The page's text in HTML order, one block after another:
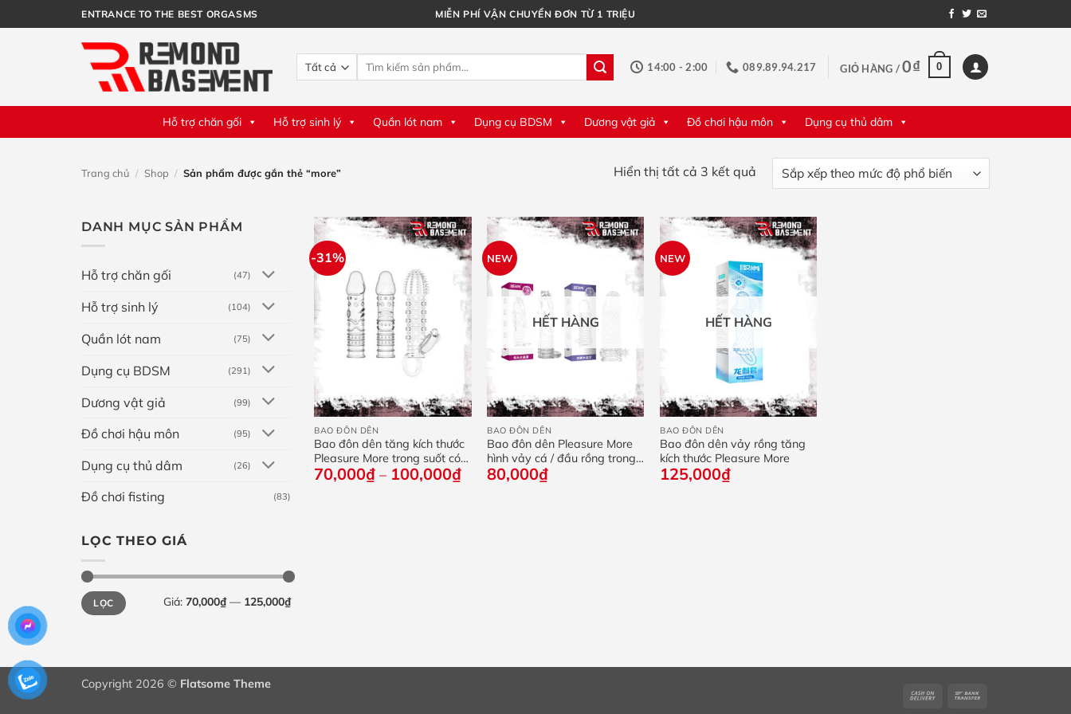
qua
ENTRANCE TO THE BEST ORGASMS MIỄN PHÍ VẬN CHUYỂN ĐƠN TỪ 1 TRIỆU
Tìm
14:00 - 2:00 089.89.94.217 GIỎ HÀNG /0₫ 0
Hỗ trợ chăn gối Hỗ trợ sinh lý Quần lót nam Dụng cụ BDSM Dương vật giả Đồ chơi hậu môn Dụng cụ thủ dâm
Trang chủ / Shop / Sản phẩm được gắn thẻ “more” Hiển thị tất cả 3 kết quảĐã
sắp
theo
mức
độ
phổ
biến
DANH MỤC SẢN PHẨM
Hỗ trợ chăn gối (47)
Hỗ trợ sinh lý (104)
Quần lót nam (75)
Dụng cụ BDSM (291)
Dương vật giả (99)
Đồ chơi hậu môn (95)
Dụng cụ thủ dâm (26)
Đồ chơi fisting (83)
LỌC THEO GIÁ
Giá
tối
thiểu
Giá
tối
đa
LỌC Giá: 70,000₫— 125,000₫
-31%
+
BAO ĐÔN DÊN
Bao đôn dên tăng kích thước
Pleasure More trong suốt có
gai
70,000₫ – 100,000₫Khoảng
NEW
+
HẾT HÀNG
BAO ĐÔN DÊN
Bao đôn dên Pleasure More
hình vảy cá / đầu rồng trong
suốt
80,000₫
NEW
+
HẾT HÀNG
BAO ĐÔN DÊN
Bao đôn dên vảy rồng tăng
kích thước Pleasure More
125,000₫
Cash
Copyright 2026 © Flatsome Theme